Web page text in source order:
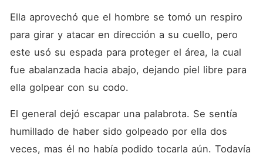
Ella aprovechó que el hombre se tomó un respiro
para girar y atacar en dirección a su cuello, pero
este usó su espada para proteger el área, la cual
fue abalanzada hacia abajo, dejando piel libre para
ella golpear con su codo.
El general dejó escapar una palabrota. Se sentía
humillado de haber sido golpeado por ella dos
veces, mas él no había podido tocarla aún. Todavía